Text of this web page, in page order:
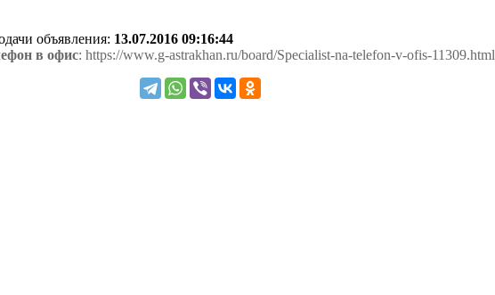
объявления: 13.07.2016 09:16:44
в офис: https://www.g-astrakhan.ru/board/Specialist-na-telefon-v-ofis-11309.html